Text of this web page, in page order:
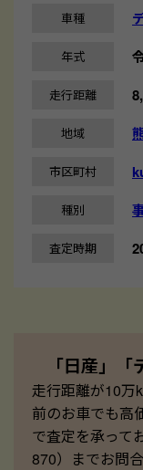
車種
年式
走行距離
地域
市区町村
種別
査定時期
「日産」
走行距離が10万
前のお車でも高
で査定を承って
870）までお問